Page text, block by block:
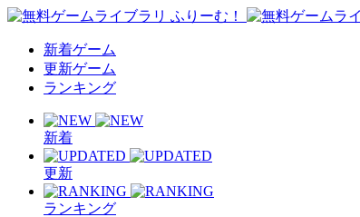
新着ゲーム
更新ゲーム
ランキング
新着
更新
ランキング